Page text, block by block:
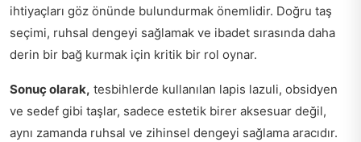
ihtiyaçları göz önünde bulundurmak önemlidir. Doğru taş
seçimi, ruhsal dengeyi sağlamak ve ibadet sırasında daha
derin bir bağ kurmak için kritik bir rol oynar.
Sonuç olarak, tesbihlerde kullanılan lapis lazuli, obsidyen
ve sedef gibi taşlar, sadece estetik birer aksesuar değil,
aynı zamanda ruhsal ve zihinsel dengeyi sağlama aracıdır.